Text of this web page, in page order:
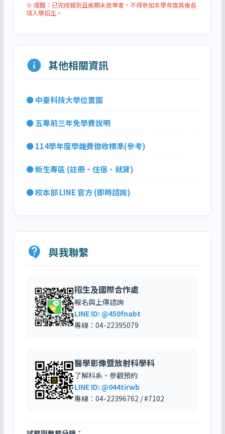
※ 提醒：已完成報到且逾期未放棄者，不得參加本學年度其後各
項入學招生。
info 其他相關資訊
● 中臺科技大學位置圖
● 五專前三年免學費說明
● 114學年度學雜費徵收標準(參考)
● 新生專區 (註冊、住宿、就貸)
● 校本部 LINE 官方 (即時諮詢)
contact_support 與我聯繫
招生及國際合作處
報名與上傳諮詢
LINE ID: @450fnabt
專線：04-22395079
醫學影像暨放射科學科
了解科系、參觀預約
LINE ID: @044tirwb
專線：04-22396762 / #7102